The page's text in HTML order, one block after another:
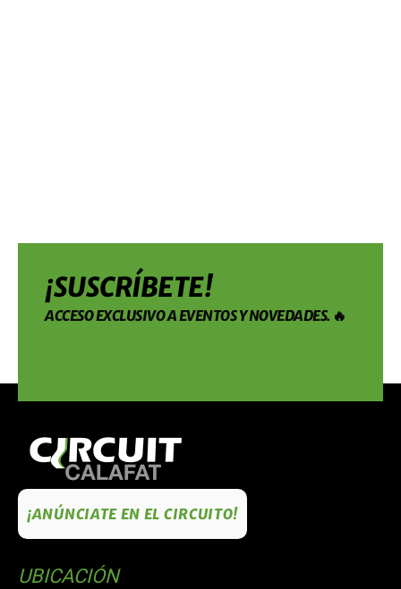
¡SUSCRÍBETE!
ACCESO EXCLUSIVO A EVENTOS Y NOVEDADES. 🔥
¡ANÚNCIATE EN EL CIRCUITO!
UBICACIÓN